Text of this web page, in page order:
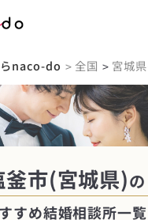
naco-do > 全国 > 宮城
釜市(宮城県)の
すめ結婚相談所一覧